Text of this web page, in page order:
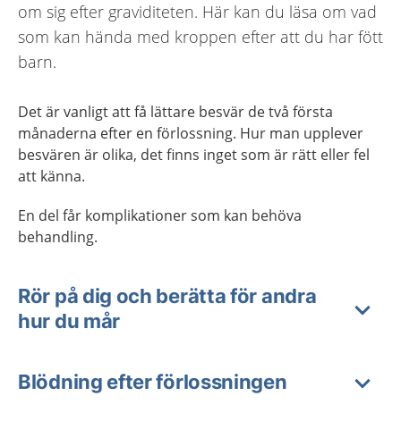
om sig efter graviditeten. Här kan du läsa om vad
som kan hända med kroppen efter att du har fött
barn.
Det är vanligt att få lättare besvär de två första
månaderna efter en förlossning. Hur man upplever
besvären är olika, det finns inget som är rätt eller fel
att känna.
En del får komplikationer som kan behöva
behandling.
Rör på dig och berätta för andra
hur du mår
Blödning efter förlossningen